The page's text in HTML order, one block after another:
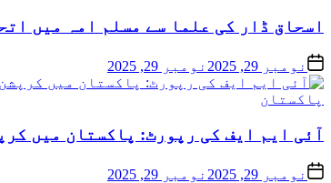
اسحاق ڈار کی علما سے مسلم امہ میں
نومبر 29, 2025 نومبر 29, 2025
پاکستان
آئی ایم ایف کی رپورٹ: پاکستان میں کرپشن سے معیشت کو 6.5
نومبر 29, 2025 نومبر 29, 2025